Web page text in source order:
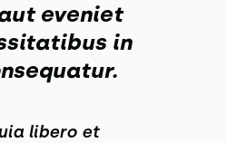
eveniet
in
libero et